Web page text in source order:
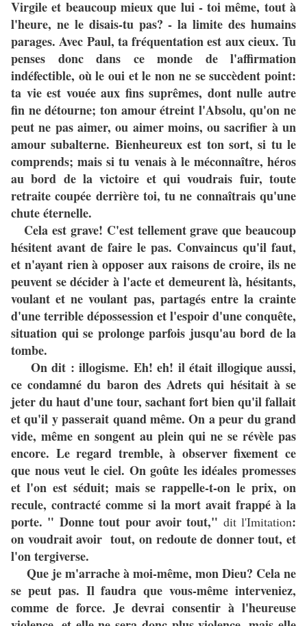
Virgile et beaucoup mieux que lui - toi même, tout à
l'heure, ne le disais-tu pas? - la limite des humains
parages. Avec Paul, ta fréquentation est aux cieux. Tu
penses donc dans ce monde de l'affirmation
indéfectible, où le oui et le non ne se succèdent point:
ta vie est vouée aux fins suprêmes, dont nulle autre
fin ne détourne; ton amour étreint l'Absolu, qu'on ne
peut ne pas aimer, ou aimer moins, ou sacrifier à un
amour subalterne. Bienheureux est ton sort, si tu le
comprends; mais si tu venais à le méconnaître, héros
au bord de la victoire et qui voudrais fuir, toute
retraite coupée derrière toi, tu ne connaîtrais qu'une
chute éternelle.
Cela est grave! C'est tellement grave que beaucoup
hésitent avant de faire le pas. Convaincus qu'il faut,
et n'ayant rien à opposer aux raisons de croire, ils ne
peuvent se décider à l'acte et demeurent là, hésitants,
voulant et ne voulant pas, partagés entre la crainte
d'une terrible dépossession et l'espoir d'une conquête,
situation qui se prolonge parfois jusqu'au bord de la
tombe.
On dit : illogisme. Eh! eh! il était illogique aussi,
ce condamné du baron des Adrets qui hésitait à se
jeter du haut d'une tour, sachant fort bien qu'il fallait
et qu'il y passerait quand même. On a peur du grand
vide, même en songent au plein qui ne se révèle pas
encore. Le regard tremble, à observer fixement ce
que nous veut le ciel. On goûte les idéales promesses
et l'on est séduit; mais se rappelle-t-on le prix, on
recule, contracté comme si la mort avait frappé à la
porte. " Donne tout pour avoir tout," dit l'Imitation:
on voudrait avoir tout, on redoute de donner tout, et
l'on tergiverse.
Que je m'arrache à moi-même, mon Dieu? Cela ne
se peut pas. Il faudra que vous-même interveniez,
comme de force. Je devrai consentir à l'heureuse